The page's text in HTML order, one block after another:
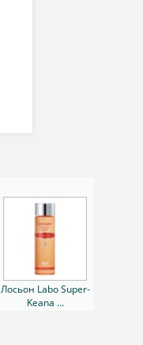
Лосьон Labo Super-
Keana ...